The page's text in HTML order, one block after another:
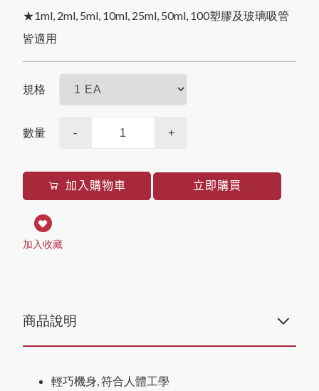
Texwipe
Agilent
★1ml, 2ml, 5ml, 10ml, 25ml, 50ml, 100塑膠及玻璃吸管
皆適用
規格
數量 - +
加入購物車 立即購買
加入收藏
商品說明
輕巧機身, 符合人體工學